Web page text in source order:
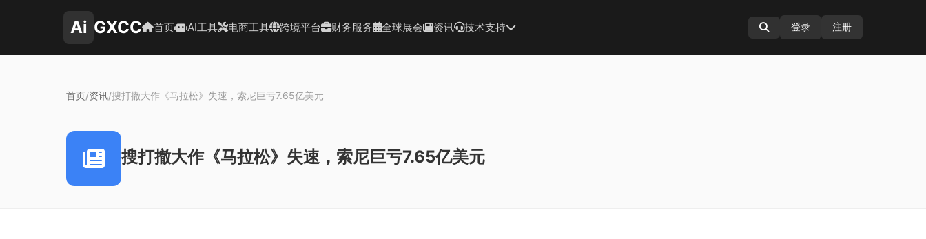
Ai GXCC 首页 AI工具 电商工具 跨境平台 财务服务 全球展会 资讯 技术支持 登录 注册
首页/资讯/搜打撤大作《马拉松》失速，索尼巨亏7.65亿美元
搜打撤大作《马拉松》失速，索尼巨亏7.65亿美元